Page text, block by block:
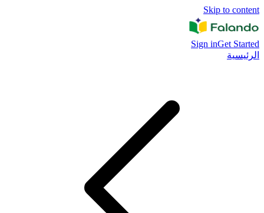
Skip to content
Sign inGet Started
الرئيسية